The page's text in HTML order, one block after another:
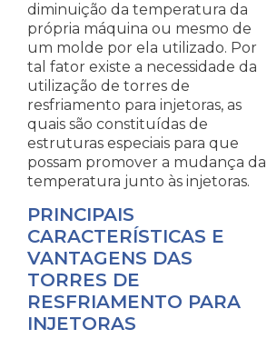
diminuição da temperatura da
própria máquina ou mesmo de
um molde por ela utilizado. Por
tal fator existe a necessidade da
utilização de torres de
resfriamento para injetoras, as
quais são constituídas de
estruturas especiais para que
possam promover a mudança da
temperatura junto às injetoras.
PRINCIPAIS
CARACTERÍSTICAS E
VANTAGENS DAS
TORRES DE
RESFRIAMENTO PARA
INJETORAS